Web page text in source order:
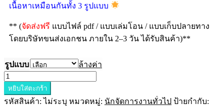
เนื้อหาเหมือนกันทั้ง 3 รูปแบบ
** (จัดส่งฟรี แบบไฟล์ pdf / แบบเล่มโอน / แบบเก็บปลายทาง
โดยบริษัทขนส่งเอกชน ภายใน 2–3 วัน ได้รับสินค้า)**
รูปแบบ ล้างค่า
หยิบใส่ตะกร้า
รหัสสินค้า:ไม่ระบุ หมวดหมู่: นักจัดการงานทั่วไป ป้ายกำกับ: